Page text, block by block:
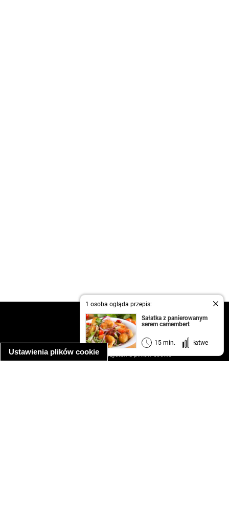
Ustawienia plików cookie
1 osoba ogląda przepis:
Sałatka z panierowanym
serem camembert
15 min. łatwe
kontakt
regulamin
informacja o prywatności
informacja o wykorzystaniu plików cookie